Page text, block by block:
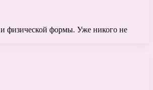
физической формы. Уже никого не